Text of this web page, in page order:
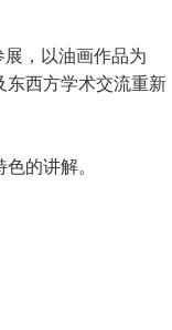
，以油画作品为
东西方学术交流重新
的讲解。